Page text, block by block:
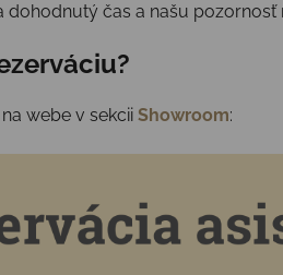
dohodnutý čas a našu pozornosť
webe v sekcii Showroom: